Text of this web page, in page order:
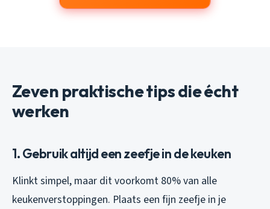
Zeven praktische tips die écht
werken
1. Gebruik altijd een zeefje in de keuken
Klinkt simpel, maar dit voorkomt 80% van alle
keukenverstoppingen. Plaats een fijn zeefje in je